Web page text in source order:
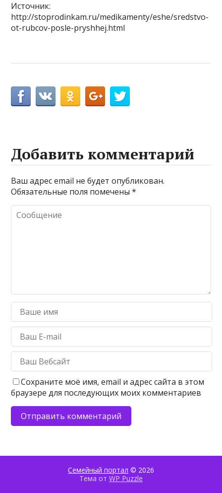
Источник:
http://stoprodinkam.ru/medikamenty/eshe/sredstvo-
ot-rubcov-posle-pryshhej.html
Добавить комментарий
Ваш адрес email не будет опубликован.
Обязательные поля помечены*
Сохраните моё имя, email и адрес сайта в этом
браузере для последующих моих комментариев
Семейный портал © 2026
Тема от WP Puzzle